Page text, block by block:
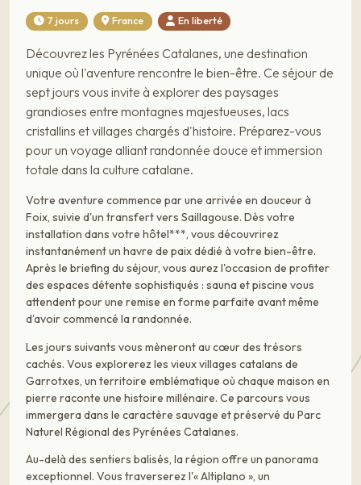
7 jours France En liberté
Découvrez les Pyrénées Catalanes, une destination
unique où l'aventure rencontre le bien-être. Ce séjour de
sept jours vous invite à explorer des paysages
grandioses entre montagnes majestueuses, lacs
cristallins et villages chargés d'histoire. Préparez-vous
pour un voyage alliant randonnée douce et immersion
totale dans la culture catalane.
Votre aventure commence par une arrivée en douceur à
Foix, suivie d'un transfert vers Saillagouse. Dès votre
installation dans votre hôtel***, vous découvrirez
instantanément un havre de paix dédié à votre bien-être.
Après le briefing du séjour, vous aurez l'occasion de profiter
des espaces détente sophistiqués : sauna et piscine vous
attendent pour une remise en forme parfaite avant même
d’avoir commencé la randonnée.
Les jours suivants vous mèneront au cœur des trésors
cachés. Vous explorerez les vieux villages catalans de
Garrotxes, un territoire emblématique où chaque maison en
pierre raconte une histoire millénaire. Ce parcours vous
immergera dans le caractère sauvage et préservé du Parc
Naturel Régional des Pyrénées Catalanes.
Au-delà des sentiers balisés, la région offre un panorama
exceptionnel. Vous traverserez l'« Altiplano », un